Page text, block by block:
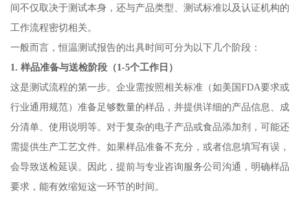
间不仅取决于测试本身，还与产品类型、测试标准以及认证机构的
工作流程密切相关。
一般而言，恒温测试报告的出具时间可分为以下几个阶段：
1. 样品准备与送检阶段（1-5个工作日）
这是测试流程的第一步。企业需按照相关标准（如美国FDA要求或
行业通用规范）准备足够数量的样品，并提供详细的产品信息、成
分清单、使用说明等。对于复杂的电子产品或食品添加剂，可能还
需提供生产工艺文件。如果样品准备不充分，或者信息填写有误，
会导致送检延误。因此，提前与专业咨询服务公司沟通，明确样品
要求，能有效缩短这一环节的时间。